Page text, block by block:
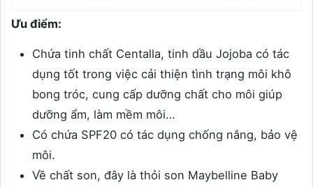
Ưu điểm:
Chứa tinh chất Centalla, tinh dầu Jojoba có tác
dụng tốt trong việc cải thiện tình trạng môi khô
bong tróc, cung cấp dưỡng chất cho môi giúp
dưỡng ẩm, làm mềm môi…
Có chứa SPF20 có tác dụng chống nắng, bảo vệ
môi.
Về chất son, đây là thỏi son Maybelline Baby